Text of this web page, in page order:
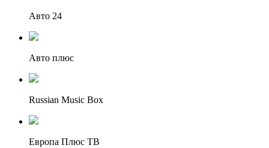
Авто 24
Авто плюс
Russian Music Box
Европа Плюс ТВ